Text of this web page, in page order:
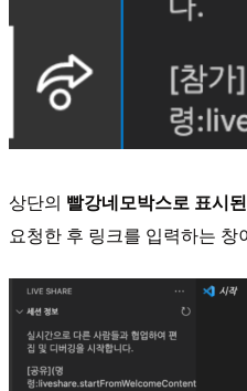
상단의 빨강네모박스로 표시
요청한 후 링크를 입력하는 창